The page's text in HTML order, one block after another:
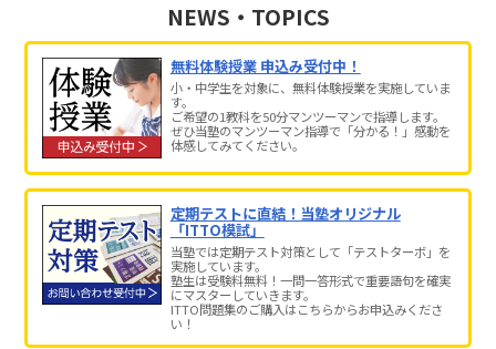
NEWS・TOPICS
無料体験授業 申込み受付中！
小・中学生を対象に、無料体験授業を実施していま
す。
ご希望の1教科を50分マンツーマンで指導します。
ぜひ当塾のマンツーマン指導で「分かる！」感動を
体感してみてください。
定期テストに直結！当塾オリジナル
「ITTO模試」
当塾では定期テスト対策として「テストターボ」を
実施しています。
塾生は受験料無料！一問一答形式で重要語句を確実
にマスターしていきます。
ITTO問題集のご購入はこちらからお申込みくださ
い！